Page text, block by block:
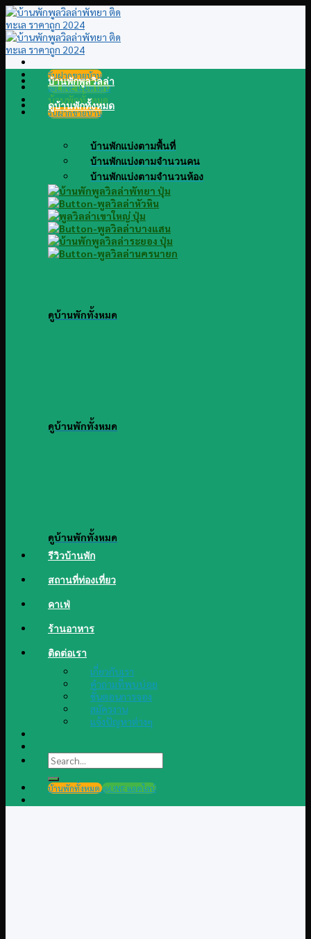
Skip
to
content
รับฝากขายบ้าน
@LINE แอดไลน์
บ้านพักทั้งหมด
รับฝากขายบ้าน
บ้านพักพูลวิลล่า
ดูบ้านพักทั้งหมด
บ้านพักแบ่งตามพื้นที่
บ้านพักแบ่งตามจำนวนคน
บ้านพักแบ่งตามจำนวนห้อง
ดูบ้านพักทั้งหมด
ดูบ้านพักทั้งหมด
ดูบ้านพักทั้งหมด
รีวิวบ้านพัก
สถานที่ท่องเที่ยว
คาเฟ่
ร้านอาหาร
ติดต่อเรา
เกี่ยวกับเรา
คำถามที่พบบ่อย
ขั้นตอนการจอง
สมัครงาน
แจ้งปัญหาต่างๆ
Search
for:
บ้านพักทั้งหมด @LINE แอดไลน์